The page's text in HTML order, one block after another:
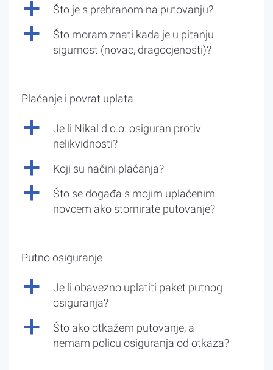
a Što je s prehranom na putovanju?
a
Što moram znati kada je u pitanju
sigurnost (novac, dragocjenosti)?
Plaćanje i povrat uplata
a
Je li Nikal d.o.o. osiguran protiv
nelikvidnosti?
a Koji su načini plaćanja?
a
Što se događa s mojim uplaćenim
novcem ako stornirate putovanje?
Putno osiguranje
a
Je li obavezno uplatiti paket putnog
osiguranja?
a
Što ako otkažem putovanje, a
nemam policu osiguranja od otkaza?